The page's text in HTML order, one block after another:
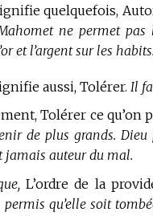
quelquefois,
ne permet
et l’argent sur les habits.
aussi, Tolérer. Il
Tolérer ce qu’on
de plus grands.
jamais auteur du mal.
L’ordre de la
qu’elle soit